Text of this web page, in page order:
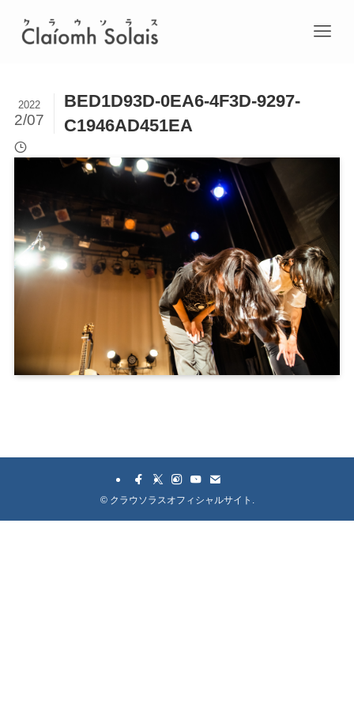
BED1D93D-0EA6-4F3D-9297-
C1946AD451EA
2022
2/07
©クラウソラスオフィシャルサイト.